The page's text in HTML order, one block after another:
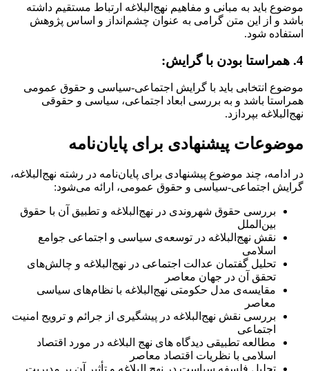
موضوع باید به مبانی و مفاهیم نهج‌البلاغه ارتباط مستقیم داشته
باشد و از این متن گرامی به عنوان چشم‌انداز و اساس پژوهش
استفاده شود.
4. همراستا بودن با گرایش:
موضوع انتخابی باید با گرایش اجتماعی-سیاسی و حقوق عمومی
همراستا باشد و به بررسی ابعاد اجتماعی، سیاسی و حقوقی
نهج‌البلاغه بپردازد.
موضوعات پیشنهادی برای پایان‌نامه
در ادامه، چند موضوع پیشنهادی برای پایان‌نامه در رشته نهج‌البلاغه،
گرایش اجتماعی-سیاسی و حقوق عمومی، ارائه می‌شود:
بررسی حقوق شهروندی در نهج‌البلاغه و تطبیق آن با حقوق
بین‌الملل
نقش نهج‌البلاغه در توسعه‌ی سیاسی و اجتماعی جوامع
اسلامی
تحلیل گفتمان عدالت اجتماعی در نهج‌البلاغه و چالش‌های
تحقق آن در جهان معاصر
مقایسه‌ی مدل حکومتی نهج‌البلاغه با نظام‌های سیاسی
معاصر
بررسی نقش نهج‌البلاغه در پیشگیری از جرائم و ترویج امنیت
اجتماعی
مطالعه تطبیقی دیدگاه های نهج البلاغه در مورد اقتصاد
اسلامی با نظریات اقتصاد معاصر